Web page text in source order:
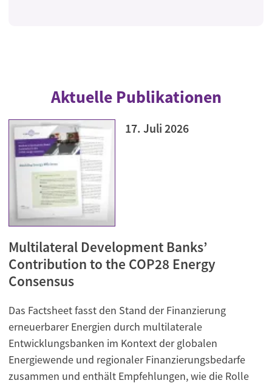
Aktuelle Publikationen
17. Juli 2026
Multilateral Development Banks’
Contribution to the COP28 Energy
Consensus
Das Factsheet fasst den Stand der Finanzierung
erneuerbarer Energien durch multilaterale
Entwicklungsbanken im Kontext der globalen
Energiewende und regionaler Finanzierungsbedarfe
zusammen und enthält Empfehlungen, wie die Rolle